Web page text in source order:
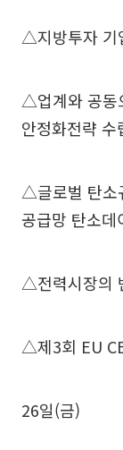
△지방투자 기
△업계와 공동
안정화전략
△글로벌 탄소
공급망 탄소데
△전력시장의
△제3회 EU
26일(금)